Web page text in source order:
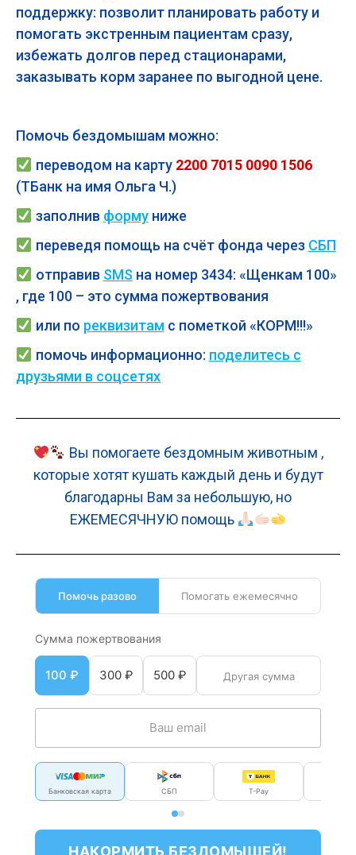
поддержку: позволит планировать работу и
помогать экстренным пациентам сразу,
избежать долгов перед стационарами,
заказывать корм заранее по выгодной цене.
Помочь бездомышам можно:
переводом на карту 2200 7015 0090 1506
(ТБанк на имя Ольга Ч.)
заполнив формуниже
переведя помощь на счёт фонда через СБП
отправив SMS на номер 3434: «Щенкам 100»
, где 100 – это сумма пожертвования
или по реквизитам с пометкой «КОРМ!!!»
помочь информационно: поделитесь с
друзьями в соцсетях
Вы помогаете бездомным животным ,
которые хотят кушать каждый день и будут
благодарны Вам за небольшую, но
ЕЖЕМЕСЯЧНУЮ помощь
Помочь разово Помогать ежемесячно
Сумма пожертвования
100 ₽ 300 ₽ 500 ₽
Банковская карта СБП T-Pay
НАКОРМИТЬ БЕЗДОМЫШЕЙ!